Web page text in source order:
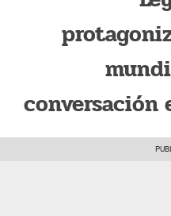
conversación